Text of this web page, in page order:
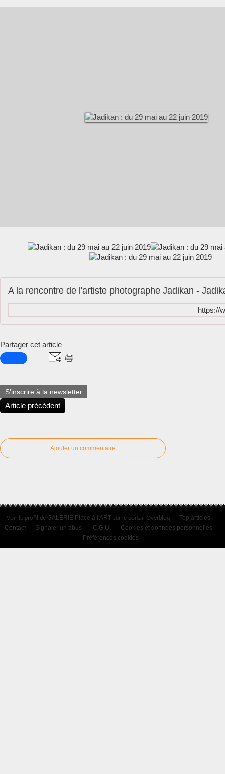
https://
Partager cet article
S'inscrire à la newsletter
Article précédent
Ajouter un commentaire
Voir le profil de GALERIE Place à l'ART sur le portail Overblog
Top articles
Contact
Signaler un abus C.G.U.
Cookies et données personnelles
Préférences cookies